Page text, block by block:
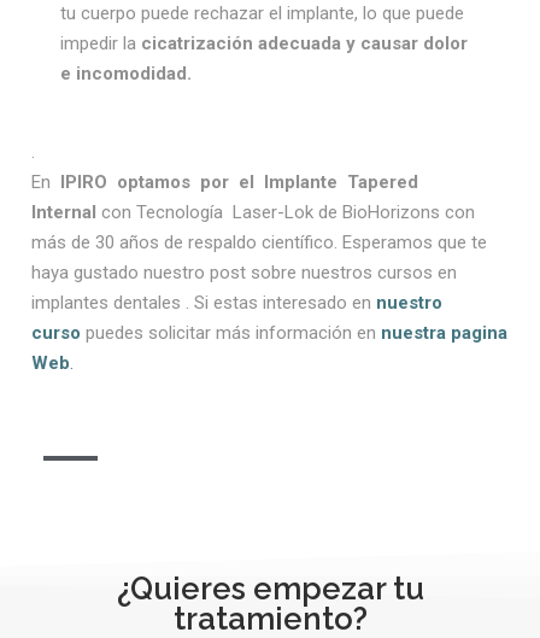
tu cuerpo puede rechazar el implante, lo que puede
impedir la cicatrización adecuada y causar dolor
e incomodidad.
.
En IPIRO optamos por el Implante Tapered
Internal con Tecnología Laser-Lok de BioHorizons con
más de 30 años de respaldo científico. Esperamos que te
haya gustado nuestro post sobre nuestros cursos en
implantes dentales . Si estas interesado en nuestro
curso puedes solicitar más información en nuestra pagina
Web.
¿Quieres empezar tu
tratamiento?